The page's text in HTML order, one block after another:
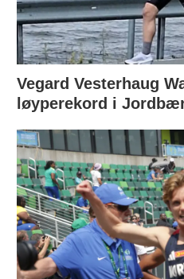
Vegard Vesterhaug
løyperekord i